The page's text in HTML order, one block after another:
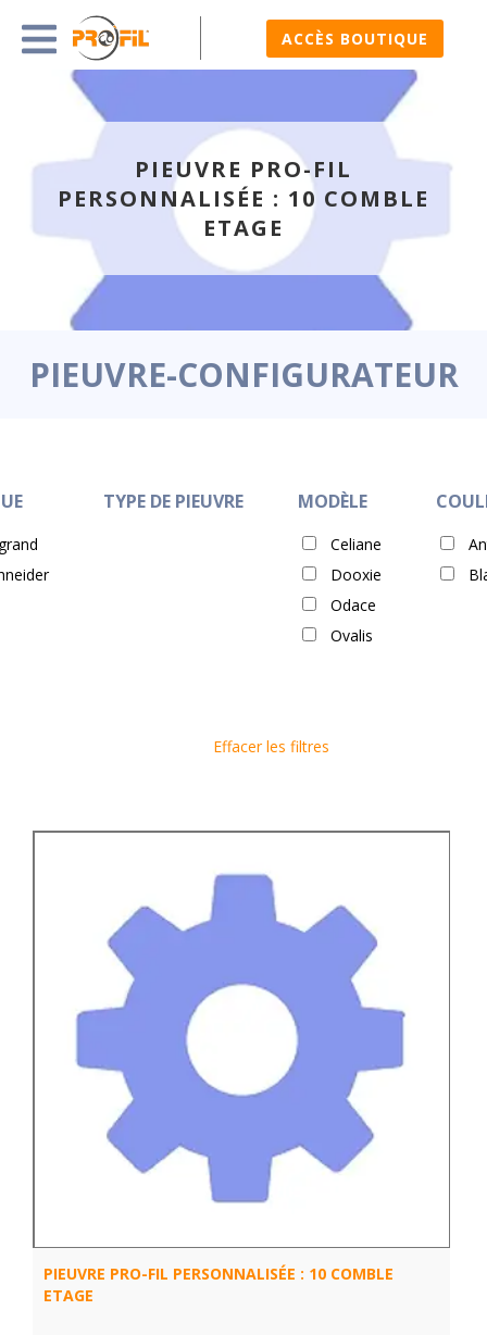
ACCÈS BOUTIQUE
PIEUVRE PRO-FIL
PERSONNALISÉE : 10 COMBLE
ETAGE
PIEUVRE-CONFIGURATEUR
TYPE DE PIEUVRE MODÈLE
Celiane
Dooxie
Odace
Ovalis
Effacer les filtres
PIEUVRE PRO-FIL PERSONNALISÉE : 10 COMBLE
ETAGE